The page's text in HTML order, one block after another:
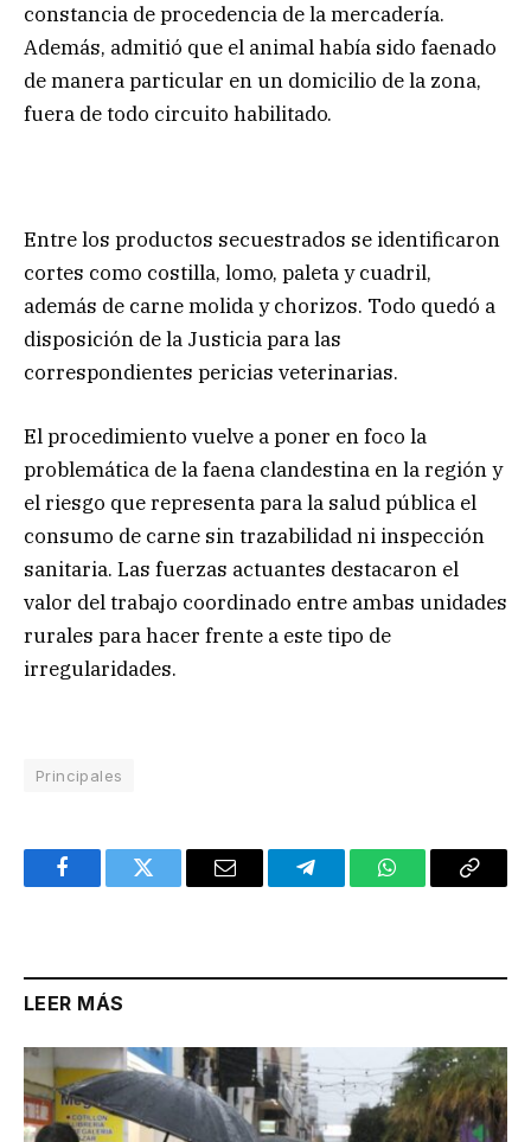
constancia de procedencia de la mercadería.
Además, admitió que el animal había sido faenado
de manera particular en un domicilio de la zona,
fuera de todo circuito habilitado.
Entre los productos secuestrados se identificaron
cortes como costilla, lomo, paleta y cuadril,
además de carne molida y chorizos. Todo quedó a
disposición de la Justicia para las
correspondientes pericias veterinarias.
El procedimiento vuelve a poner en foco la
problemática de la faena clandestina en la región y
el riesgo que representa para la salud pública el
consumo de carne sin trazabilidad ni inspección
sanitaria. Las fuerzas actuantes destacaron el
valor del trabajo coordinado entre ambas unidades
rurales para hacer frente a este tipo de
irregularidades.
Principales
FacebookTwitter Email TelegramWhatsAppCopy
LEER MÁS